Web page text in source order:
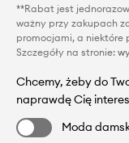
**Rabat jest
ważny przy zakupach
promocjami, a niektóre
Szczegóły na stronie:
Chcemy, żeby do
naprawdę Cię
Moda